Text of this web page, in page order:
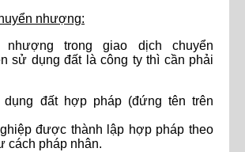
nhượng:
nhượng trong giao dịch chuyển
sử dụng đất là công ty thì cần phải
đất hợp pháp (đứng tên trên
được thành lập hợp pháp theo
cách pháp nhân.